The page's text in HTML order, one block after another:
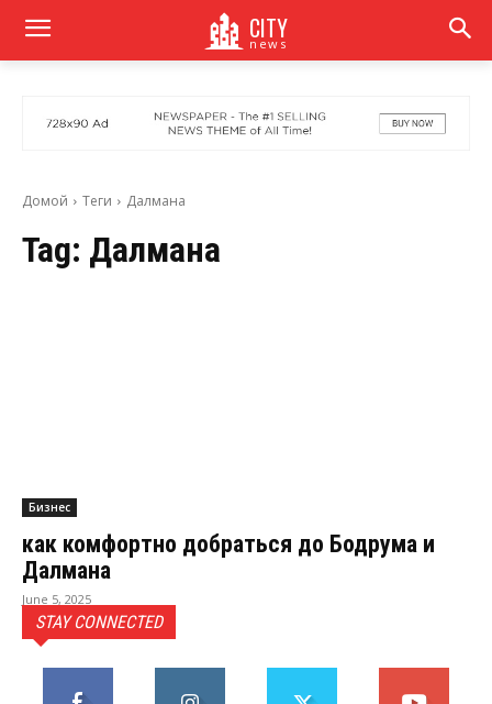
CITY
news
Домой Теги Далмана
Tag: Далмана
Бизнес
как комфортно добраться до Бодрума и
Далмана
June 5, 2025
STAY CONNECTED